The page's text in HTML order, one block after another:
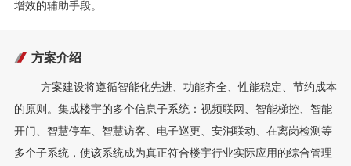
增效的辅助手段。
方案介绍
方案建设将遵循智能化先进、功能齐全、性能稳定、节约成本
的原则。集成楼宇的多个信息子系统：视频联网、智能梯控、智能
开门、智慧停车、智慧访客、电子巡更、安消联动、在离岗检测等
多个子系统，使该系统成为真正符合楼宇行业实际应用的综合管理